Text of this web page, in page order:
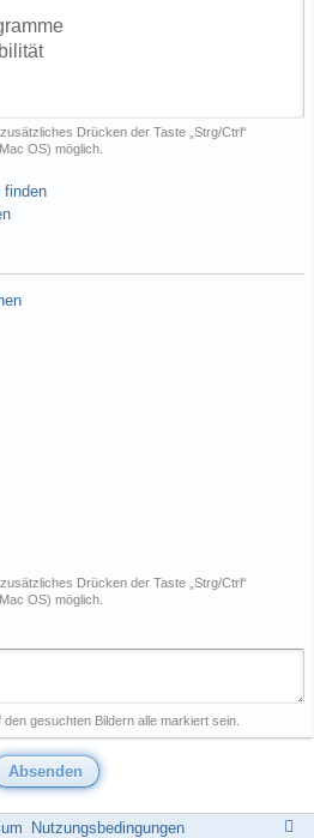
Drücken der Taste „Strg/Ctrl“
OS) möglich.
finden
Drücken der Taste „Strg/Ctrl“
OS) möglich.
gesuchten Bildern alle markiert sein.
Nutzungsbedingungen